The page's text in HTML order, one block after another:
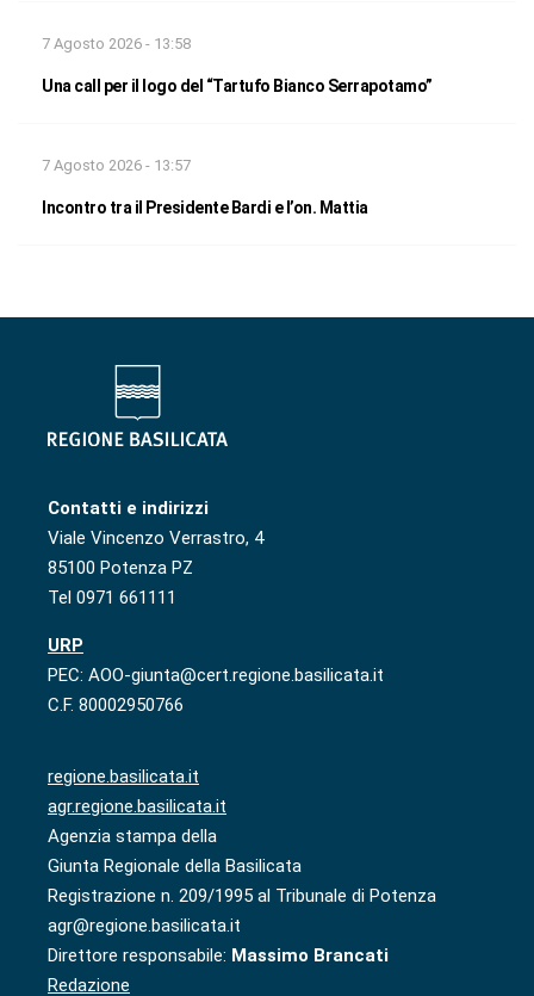
7 Agosto 2026 - 13:58
Una call per il logo del “Tartufo Bianco Serrapotamo”
7 Agosto 2026 - 13:57
Incontro tra il Presidente Bardi e l’on. Mattia
Contatti e indirizzi
Viale Vincenzo Verrastro, 4
85100 Potenza PZ
Tel 0971 661111
URP
PEC: AOO-giunta@cert.regione.basilicata.it
C.F. 80002950766
regione.basilicata.it
agr.regione.basilicata.it
Agenzia stampa della
Giunta Regionale della Basilicata
Registrazione n. 209/1995 al Tribunale di Potenza
agr@regione.basilicata.it
Direttore responsabile: Massimo Brancati
Redazione